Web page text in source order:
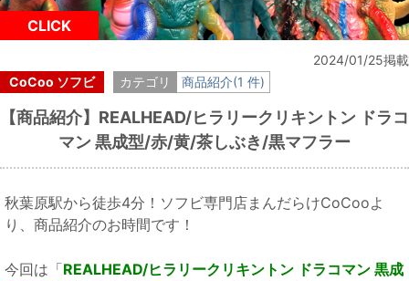
CLICK
CoCoo ソフビ カテゴリ 商品紹介(1 件)
2024/01/25掲載
【商品紹介】REALHEAD/ヒラリークリキントン ドラコ
マン 黒成型/赤/黄/茶しぶき/黒マフラー
秋葉原駅から徒歩4分！ソフビ専門店まんだらけCoCooよ
り、商品紹介のお時間です！
今回は「REALHEAD/ヒラリークリキントン ドラコマン 黒成